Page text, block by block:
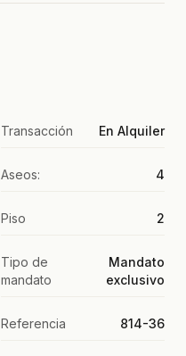
Transacción En Alquiler
Aseos: 4
Piso 2
Tipo de
mandato
Mandato
exclusivo
Referencia 814-36